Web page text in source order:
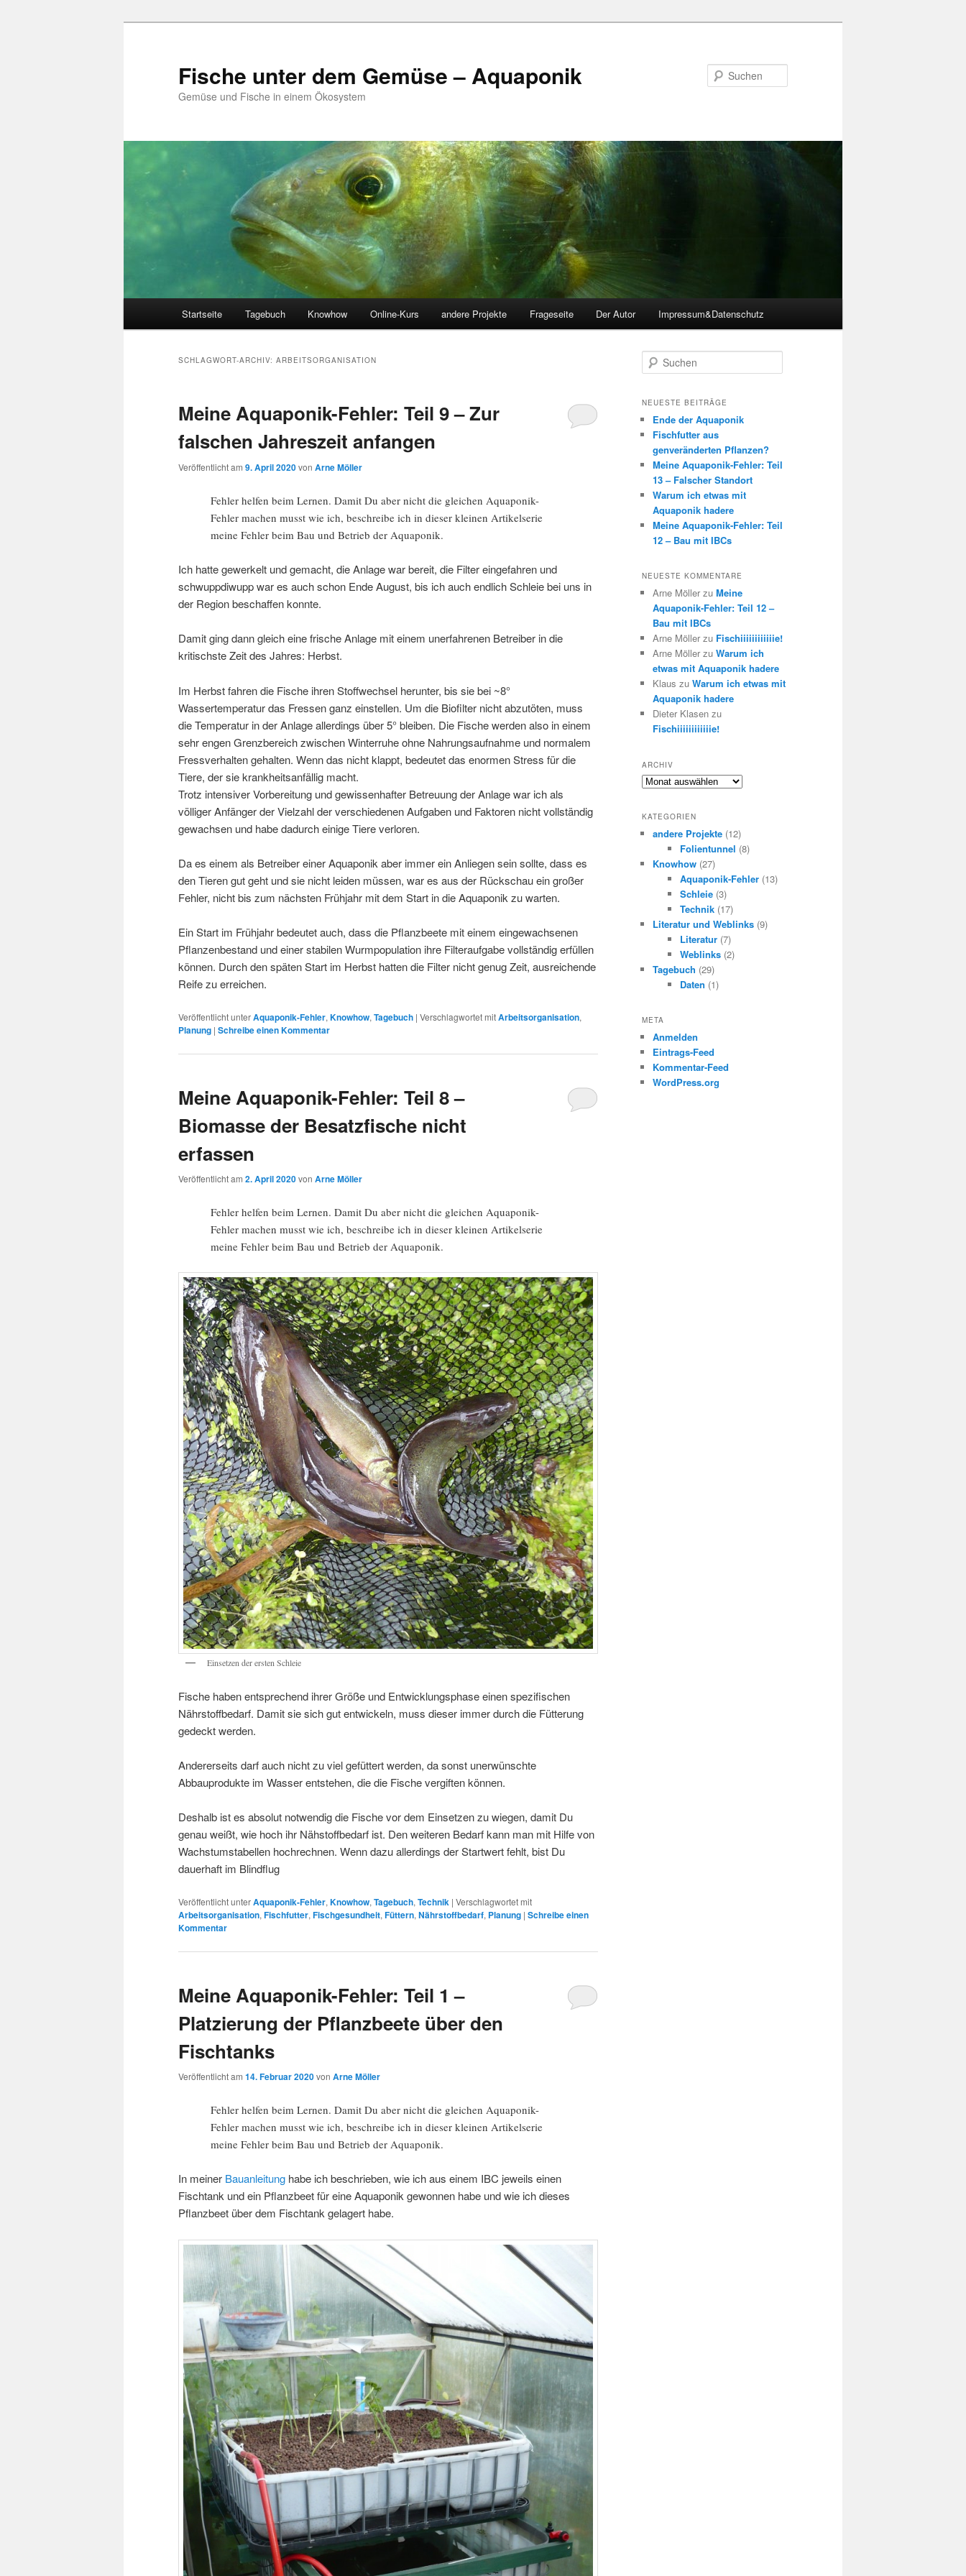
Fische unter dem Gemüse – Aquaponik
Gemüse und Fische in einem Ökosystem
Startseite Tagebuch Knowhow Online-Kurs andere Projekte Frageseite Der Autor Impressum&Datenschutz
SCHLAGWORT-ARCHIV: ARBEITSORGANISATION
Meine Aquaponik-Fehler: Teil 9 – Zur
falschen Jahreszeit anfangen
Veröffentlicht am 9. April 2020von Arne Möller
Fehler helfen beim Lernen. Damit Du aber nicht die gleichen Aquaponik-
Fehler machen musst wie ich, beschreibe ich in dieser kleinen Artikelserie
meine Fehler beim Bau und Betrieb der Aquaponik.
Ich hatte gewerkelt und gemacht, die Anlage war bereit, die Filter eingefahren und
schwuppdiwupp war es auch schon Ende August, bis ich auch endlich Schleie bei uns in
der Region beschaffen konnte.
Damit ging dann gleich eine frische Anlage mit einem unerfahrenen Betreiber in die
kritischste Zeit des Jahres: Herbst.
Im Herbst fahren die Fische ihren Stoffwechsel herunter, bis sie bei ~8°
Wassertemperatur das Fressen ganz einstellen. Um die Biofilter nicht abzutöten, muss
die Temperatur in der Anlage allerdings über 5° bleiben. Die Fische werden also in einem
sehr engen Grenzbereich zwischen Winterruhe ohne Nahrungsaufnahme und normalem
Fressverhalten gehalten. Wenn das nicht klappt, bedeutet das enormen Stress für die
Tiere, der sie krankheitsanfällig macht.
Trotz intensiver Vorbereitung und gewissenhafter Betreuung der Anlage war ich als
völliger Anfänger der Vielzahl der verschiedenen Aufgaben und Faktoren nicht vollständig
gewachsen und habe dadurch einige Tiere verloren.
Da es einem als Betreiber einer Aquaponik aber immer ein Anliegen sein sollte, dass es
den Tieren gut geht und sie nicht leiden müssen, war es aus der Rückschau ein großer
Fehler, nicht bis zum nächsten Frühjahr mit dem Start in die Aquaponik zu warten.
Ein Start im Frühjahr bedeutet auch, dass die Pflanzbeete mit einem eingewachsenen
Pflanzenbestand und einer stabilen Wurmpopulation ihre Filteraufgabe vollständig erfüllen
können. Durch den späten Start im Herbst hatten die Filter nicht genug Zeit, ausreichende
Reife zu erreichen.
Veröffentlicht unterAquaponik-Fehler, Knowhow, Tagebuch | Verschlagwortet mitArbeitsorganisation,
Planung | Schreibe einen Kommentar
Meine Aquaponik-Fehler: Teil 8 –
Biomasse der Besatzfische nicht
erfassen
Veröffentlicht am 2. April 2020von Arne Möller
Fehler helfen beim Lernen. Damit Du aber nicht die gleichen Aquaponik-
Fehler machen musst wie ich, beschreibe ich in dieser kleinen Artikelserie
meine Fehler beim Bau und Betrieb der Aquaponik.
Einsetzen der ersten Schleie
Fische haben entsprechend ihrer Größe und Entwicklungsphase einen spezifischen
Nährstoffbedarf. Damit sie sich gut entwickeln, muss dieser immer durch die Fütterung
gedeckt werden.
Andererseits darf auch nicht zu viel gefüttert werden, da sonst unerwünschte
Abbauprodukte im Wasser entstehen, die die Fische vergiften können.
Deshalb ist es absolut notwendig die Fische vor dem Einsetzen zu wiegen, damit Du
genau weißt, wie hoch ihr Nähstoffbedarf ist. Den weiteren Bedarf kann man mit Hilfe von
Wachstumstabellen hochrechnen. Wenn dazu allerdings der Startwert fehlt, bist Du
dauerhaft im Blindflug
Veröffentlicht unterAquaponik-Fehler, Knowhow, Tagebuch, Technik | Verschlagwortet mit
Arbeitsorganisation, Fischfutter, Fischgesundheit, Füttern, Nährstoffbedarf, Planung | Schreibe einen
Kommentar
Meine Aquaponik-Fehler: Teil 1 –
Platzierung der Pflanzbeete über den
Fischtanks
Veröffentlicht am 14. Februar 2020von Arne Möller
Fehler helfen beim Lernen. Damit Du aber nicht die gleichen Aquaponik-
Fehler machen musst wie ich, beschreibe ich in dieser kleinen Artikelserie
meine Fehler beim Bau und Betrieb der Aquaponik.
In meiner Bauanleitung habe ich beschrieben, wie ich aus einem IBC jeweils einen
Fischtank und ein Pflanzbeet für eine Aquaponik gewonnen habe und wie ich dieses
Pflanzbeet über dem Fischtank gelagert habe.
u
h
NEUESTE BEITRÄGE
Ende der Aquaponik
Fischfutter aus
genveränderten Pflanzen?
Meine Aquaponik-Fehler: Teil
13 – Falscher Standort
Warum ich etwas mit
Aquaponik hadere
Meine Aquaponik-Fehler: Teil
12 – Bau mit IBCs
NEUESTE KOMMENTARE
Arne Möller zu Meine
Aquaponik-Fehler: Teil 12 –
Bau mit IBCs
Arne Möller zu Fischiiiiiiiiiiiie!
Arne Möller zu Warum ich
etwas mit Aquaponik hadere
Klaus zu Warum ich etwas mit
Aquaponik hadere
Dieter Klasen zu
Fischiiiiiiiiiiiie!
ARCHIV
Archiv
KATEGORIEN
andere Projekte (12)
Folientunnel (8)
Knowhow (27)
Aquaponik-Fehler(13)
Schleie(3)
Technik(17)
Literatur und Weblinks (9)
Literatur(7)
Weblinks(2)
Tagebuch (29)
Daten (1)
META
Anmelden
Eintrags-Feed
Kommentar-Feed
WordPress.org